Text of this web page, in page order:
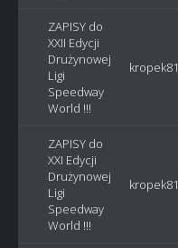
ZAPISY do
XXII Edycji
Drużynowej
Ligi
Speedway
World !!!
kropek81
ZAPISY do
XXI Edycji
Drużynowej
Ligi
Speedway
World !!!
kropek81